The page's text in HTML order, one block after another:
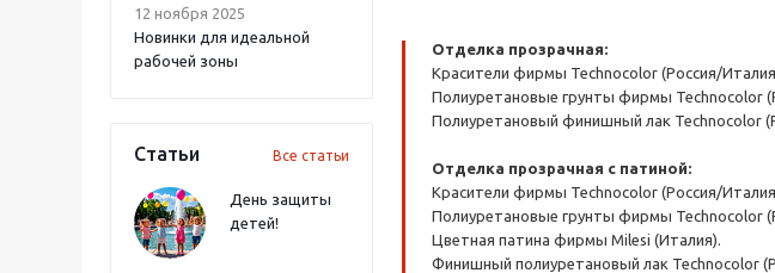
12 ноября 2025
Новинки для идеальной
рабочей зоны
Статьи Все статьи
День защиты
детей!
Отделка прозрачная:
Красители фирмы Technocolor (Россия/
Полиуретановые грунты фирмы Technocolor
Полиуретановый финишный лак Technocolor
Отделка прозрачная с патиной:
Красители фирмы Technocolor (Россия/
Полиуретановые грунты фирмы Technocolor
Цветная патина фирмы Milesi (Италия).
Финишный полиуретановый лак Technocolor